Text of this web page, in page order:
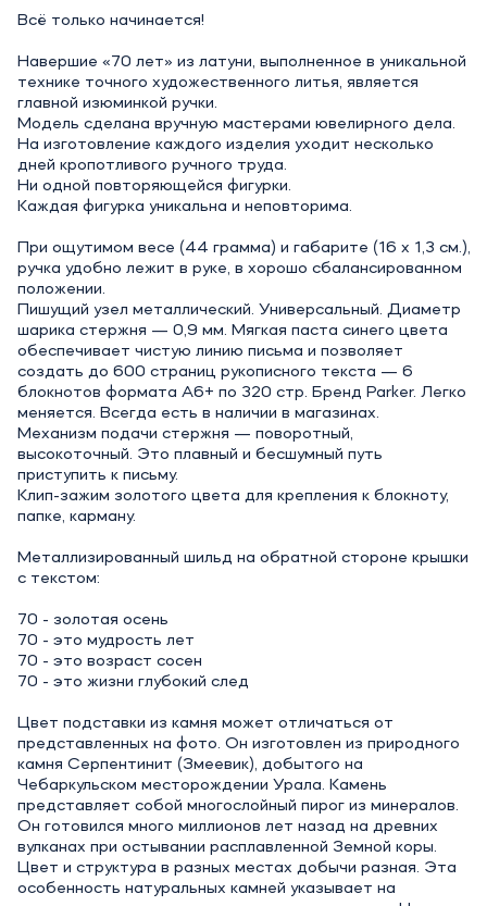
Всё только начинается!
Навершие «70 лет» из латуни, выполненное в уникальной
технике точного художественного литья, является
главной изюминкой ручки.
Модель сделана вручную мастерами ювелирного дела.
На изготовление каждого изделия уходит несколько
дней кропотливого ручного труда.
Ни одной повторяющейся фигурки.
Каждая фигурка уникальна и неповторима.
При ощутимом весе (44 грамма) и габарите (16 х 1,3 см.),
ручка удобно лежит в руке, в хорошо сбалансированном
положении.
Пишущий узел металлический. Универсальный. Диаметр
шарика стержня — 0,9 мм. Мягкая паста синего цвета
обеспечивает чистую линию письма и позволяет
создать до 600 страниц рукописного текста — 6
блокнотов формата А6+ по 320 стр. Бренд Parker. Легко
меняется. Всегда есть в наличии в магазинах.
Механизм подачи стержня — поворотный,
высокоточный. Это плавный и бесшумный путь
приступить к письму.
Клип-зажим золотого цвета для крепления к блокноту,
папке, карману.
Металлизированный шильд на обратной стороне крышки
с текстом:
70 - золотая осень
70 - это мудрость лет
70 - это возраст сосен
70 - это жизни глубокий след
Цвет подставки из камня может отличаться от
представленных на фото. Он изготовлен из природного
камня Серпентинит (Змеевик), добытого на
Чебаркульском месторождении Урала. Камень
представляет собой многослойный пирог из минералов.
Он готовился много миллионов лет назад на древних
вулканах при остывании расплавленной Земной коры.
Цвет и структура в разных местах добычи разная. Эта
особенность натуральных камней указывает на